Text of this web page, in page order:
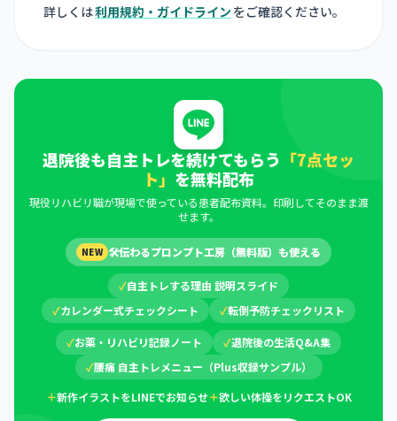
詳しくは利用規約・ガイドライン をご確認ください。
退院後も自主トレを続けてもらう 「7点セッ
ト」 を無料配布
現役リハビリ職が現場で使っている患者配布資料。印刷してそのまま渡
せます。
NEW 🛠伝わるプロンプト工房（無料版）も使える
✓自主トレする理由 説明スライド
✓カレンダー式チェックシート ✓転倒予防チェックリスト
✓お薬・リハビリ記録ノート ✓退院後の生活Q&A集
✓腰痛 自主トレメニュー（Plus収録サンプル）
＋新作イラストをLINEでお知らせ＋欲しい体操をリクエストOK